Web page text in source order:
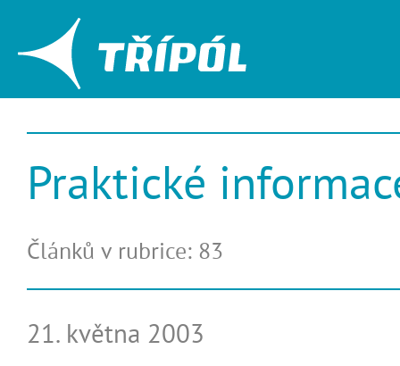
Praktické
Článků v rubrice: 83
21. května 2003